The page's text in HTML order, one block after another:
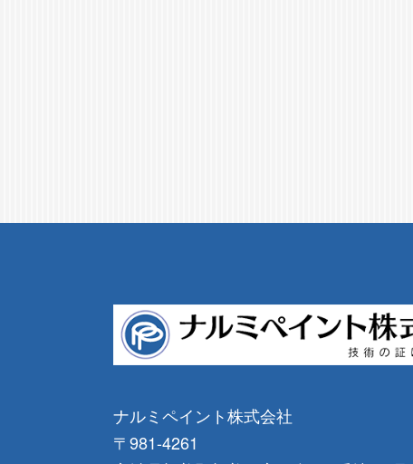
ナルミペイント株式会社
〒981-4261